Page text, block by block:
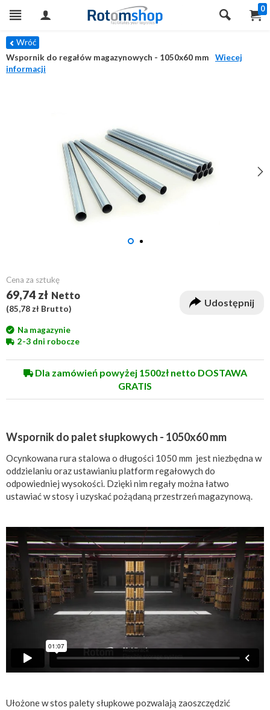
0
Wróć
Wspornik do regałów magazynowych - 1050x60 mm
Wiecej
informacji
Cena za sztukę
69,74 zł Netto
(85,78 zł Brutto)
Udostępnij
Na magazynie
2-3 dni robocze
Dla zamówień powyżej 1500zł netto DOSTAWA
GRATIS
Wspornik do palet słupkowych - 1050x60 mm
Ocynkowana rura stalowa o długości 1050 mm jest niezbędna w
oddzielaniu oraz ustawianiu platform regałowych do
odpowiedniej wysokości. Dzięki nim regały można łatwo
ustawiać w stosy i uzyskać pożądaną przestrzeń magazynową.
Ułożone w stos palety słupkowe pozwalają zaoszczędzić